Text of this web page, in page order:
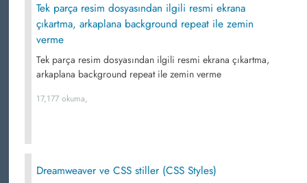
Tek parça resim dosyasından ilgili resmi ekrana
çıkartma, arkaplana background repeat ile zemin
verme
Tek parça resim dosyasından ilgili resmi ekrana çıkartma,
arkaplana background repeat ile zemin verme
17,177 okuma,
Dreamweaver ve CSS stiller (CSS Styles)